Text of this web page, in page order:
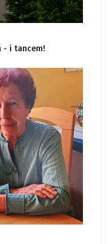
- i tancem!